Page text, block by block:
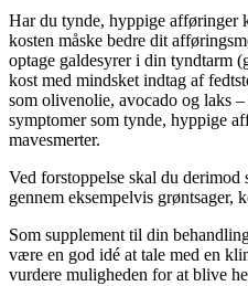
Har du tynde, hyppige afføringer
kosten måske bedre dit
optage galdesyrer i din tyndtarm
kost med mindsket indtag af
som olivenolie, avocado og laks
symptomer som tynde, hyppige
mavesmerter.
Ved forstoppelse skal du
gennem eksempelvis grøntsager,
Som supplement til din
være en god idé at tale med en
vurdere muligheden for at blive